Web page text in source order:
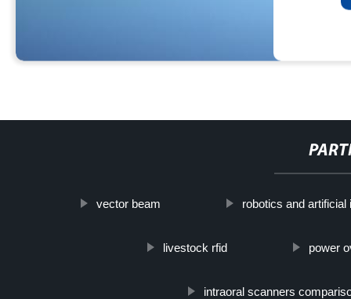
vector beam robotics and artificial
livestock rfid power
intraoral scanners